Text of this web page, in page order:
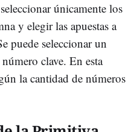
únicamente los
y elegir las apuestas a
puede seleccionar un
clave. En esta
la cantidad de números